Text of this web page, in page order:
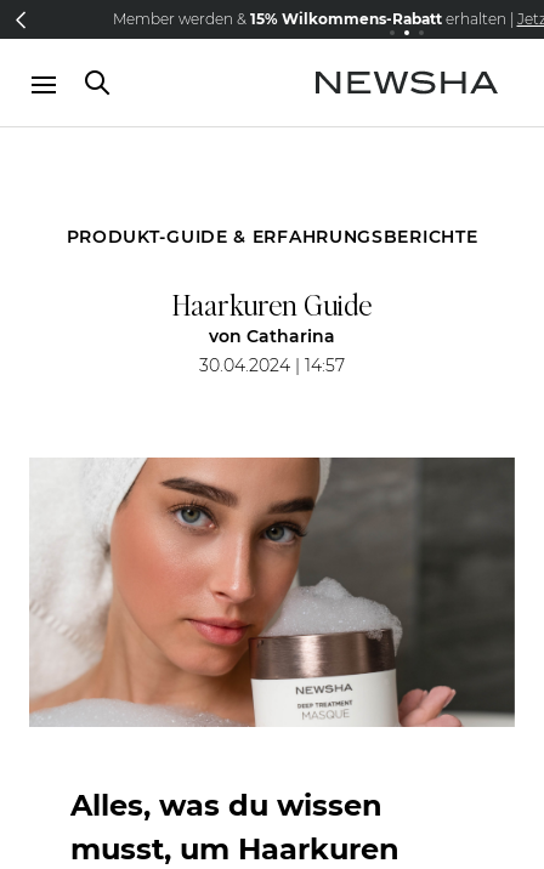
Direkt zum Inhalt NEW IN: The Iconic Limited Chrome
Member werden & 15% Wilkommens-Rabatt erhalten |
Versandkostenfrei schon ab CHF 105
PRODUKT-GUIDE & ERFAHRUNGSBERICHTE
Haarkuren Guide
von Catharina
30.04.2024 | 14:57
Alles, was du wissen
musst, um Haarkuren